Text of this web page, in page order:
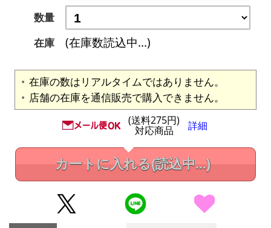
数量
在庫
(在庫数読込中...)
在庫の数はリアルタイムではありません。
店舗の在庫を通信販売で購入できません。
(送料275円)
対応商品 詳細
カートに入れる(読込中...)